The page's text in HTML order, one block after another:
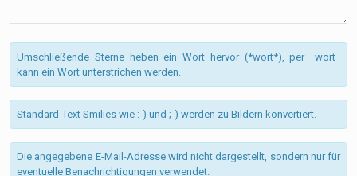
Umschließende Sterne heben ein Wort hervor (*wort*), per _wort_
kann ein Wort unterstrichen werden.
Standard-Text Smilies wie :-) und ;-) werden zu Bildern konvertiert.
Die angegebene E-Mail-Adresse wird nicht dargestellt, sondern nur für
eventuelle Benachrichtigungen verwendet.